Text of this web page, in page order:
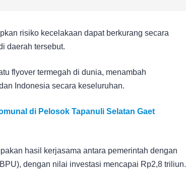
risiko kecelakaan dapat berkurang secara
daerah tersebut.
flyover termegah di dunia, menambah
Indonesia secara keseluruhan.
di Pelosok Tapanuli Selatan Gaet
hasil kerjasama antara pemerintah dengan
dengan nilai investasi mencapai Rp2,8 triliun.